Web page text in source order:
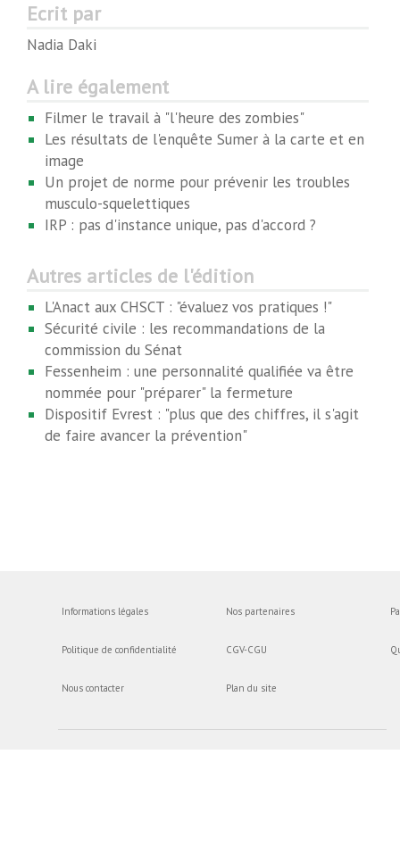
Ecrit par
Nadia Daki
A lire également
Filmer le travail à "l'heure des zombies"
Les résultats de l'enquête Sumer à la carte et en
image
Un projet de norme pour prévenir les troubles
musculo-squelettiques
IRP : pas d'instance unique, pas d'accord ?
Autres articles de l'édition
L'Anact aux CHSCT : "évaluez vos pratiques !"
Sécurité civile : les recommandations de la
commission du Sénat
Fessenheim : une personnalité qualifiée va être
nommée pour "préparer" la fermeture
Dispositif Evrest : "plus que des chiffres, il s'agit
de faire avancer la prévention"
Informations légales
Politique de confidentialité
Nous contacter
Nos partenaires
CGV-CGU
Plan du site